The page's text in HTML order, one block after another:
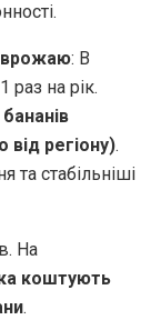
врожаю: В
раз на рік.
від регіону).
та стабільніші
На
коштують
.